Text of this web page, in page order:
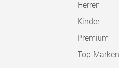
Herren
Kinder
Premium
Top-Marken